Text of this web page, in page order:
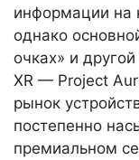
информации на
однако
очках» и
XR — Project
рынок
постепенно
премиальном